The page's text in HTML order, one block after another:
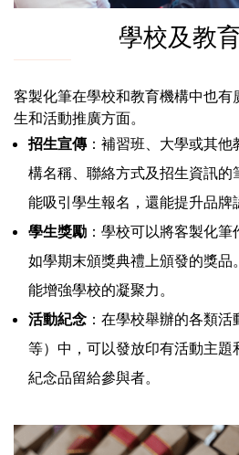
學校及教
客製化筆在學校和教育機構中也有
生和活動推廣方面。
招生宣傳：補習班、大學或其他
構名稱、聯絡方式及招生資訊的
能吸引學生報名，還能提升品牌
學生獎勵 ：學校可以將客製化
如學期末頒獎典禮上頒發的獎
能增強學校的凝聚力。
活動紀念 ：在學校舉辦的各類
等）中，可以發放印有活動主題
紀念品留給參與者。